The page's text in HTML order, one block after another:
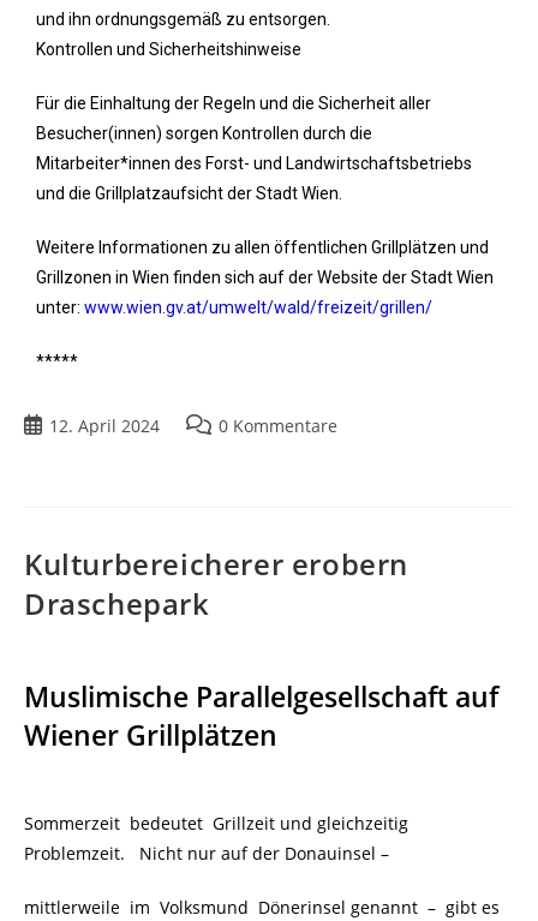
und ihn ordnungsgemäß zu entsorgen.
Kontrollen und Sicherheitshinweise
Für die Einhaltung der Regeln und die Sicherheit aller
Besucher(innen) sorgen Kontrollen durch die
Mitarbeiter*innen des Forst- und Landwirtschaftsbetriebs
und die Grillplatzaufsicht der Stadt Wien.
Weitere Informationen zu allen öffentlichen Grillplätzen und
Grillzonen in Wien finden sich auf der Website der Stadt Wien
unter: www.wien.gv.at/umwelt/wald/freizeit/grillen/
*****
12. April 2024 0 Kommentare
Kulturbereicherer erobern
Draschepark
Muslimische Parallelgesellschaft auf
Wiener Grillplätzen
Sommerzeit bedeutet Grillzeit und gleichzeitig
Problemzeit. Nicht nur auf der Donauinsel –
mittlerweile im Volksmund Dönerinsel genannt – gibt es